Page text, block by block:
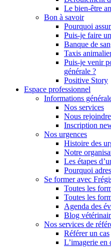
Le bien-être
Bon à savoir
Pourquoi
Puis-je faire
Banque de
Taxis
Puis-je venir
générale ?
Positive Story
Espace professionnel
Informations
Nos services
Nous rejoindre
Inscription
Nos urgences
Histoire des
Notre
Les étapes
Pourquoi
Se former avec
Toutes les
Toutes les
Agenda des
Blog
Nos services de
Référer un cas
L’imagerie en